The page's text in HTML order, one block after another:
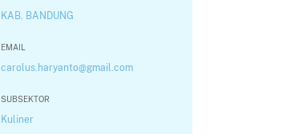
KAB. BANDUNG
EMAIL
carolus.haryanto@gmail.com
SUBSEKTOR
Kuliner